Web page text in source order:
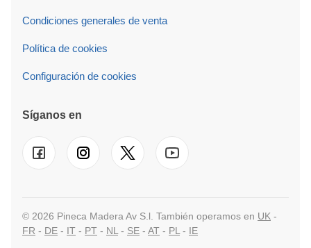
Condiciones generales de venta
Política de cookies
Configuración de cookies
Síganos en
© 2026 Pineca Madera Av S.l. También operamos en UK -
FR - DE - IT - PT - NL - SE - AT - PL - IE